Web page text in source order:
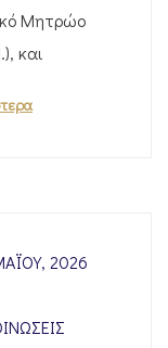
Μητρώο
και
2026